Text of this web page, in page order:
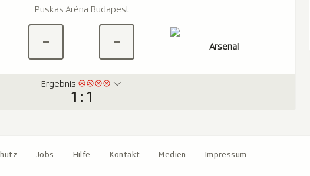
Puskas Aréna Budapest
- Arsenal
-
Ergebnis
1 : 1
Jobs Hilfe Kontakt Medien Impressum